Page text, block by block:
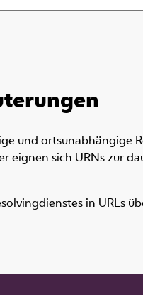
und ortsunabhängige
eignen sich URNs zur
in URLs